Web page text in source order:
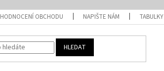
HODNOCENÍ OBCHODU NAPIŠTE NÁM TABULKY
HLEDAT